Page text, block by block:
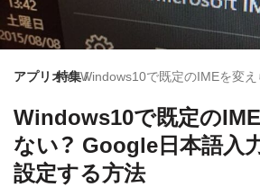
動
アプリオ特集Windows10で既定のIMEを変
Windows10で既定の
ない？ Google日本語入
設定する方法